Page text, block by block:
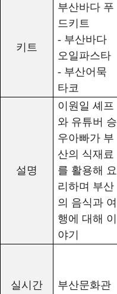
키트
부산바다 푸
드키트
- 부산바다
오일파스타
- 부산어묵
타코
설명
이원일 셰프
와 유튜버 승
우아빠가 부
산의 식재료
를 활용해 요
리하며 부산
의 음식과 여
행에 대해 이
야기
실시간
부산문화관